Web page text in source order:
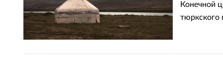
Конечной
тюркского